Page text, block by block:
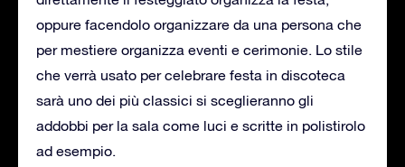
oppure facendolo organizzare da una persona che
per mestiere organizza eventi e cerimonie. Lo stile
che verrà usato per celebrare festa in discoteca
sarà uno dei più classici si sceglieranno gli
addobbi per la sala come luci e scritte in polistirolo
ad esempio.